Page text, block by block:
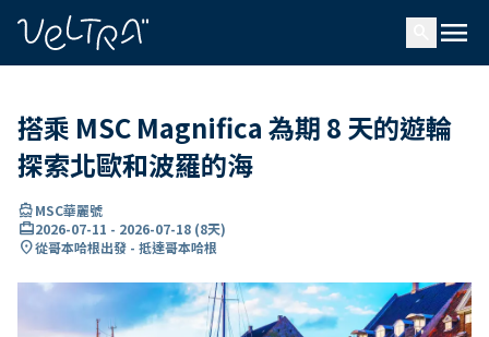
menu
搭乘 MSC Magnifica 為期 8 天的遊輪
探索北歐和波羅的海
directions_boatMSC華麗號
card_travel2026-07-11 - 2026-07-18 (8天)
location_on從哥本哈根出發 - 抵達哥本哈根